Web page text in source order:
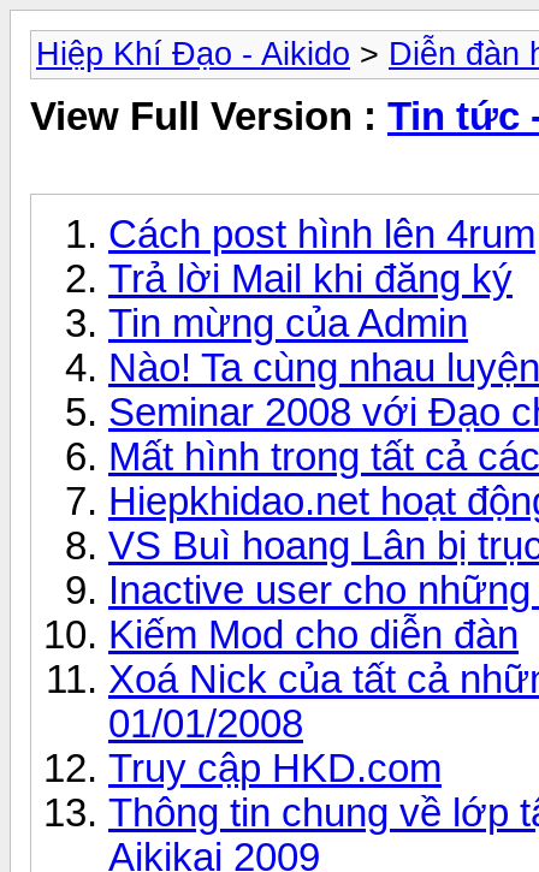
Hiệp Khí Đạo - Aikido > Diễn đàn
View Full Version : Tin tức
Cách post hình lên 4rum
Trả lời Mail khi đăng ký
Tin mừng của Admin
Nào! Ta cùng nhau
Seminar 2008 với Đạo
Mất hình trong tất cả
Hiepkhidao.net hoạt
VS Buì hoang Lân bị
Inactive user cho
Kiếm Mod cho diễn đàn
Xoá Nick của tất cả
01/01/2008
Truy cập HKD.com
Thông tin chung về lớp
Aikikai 2009